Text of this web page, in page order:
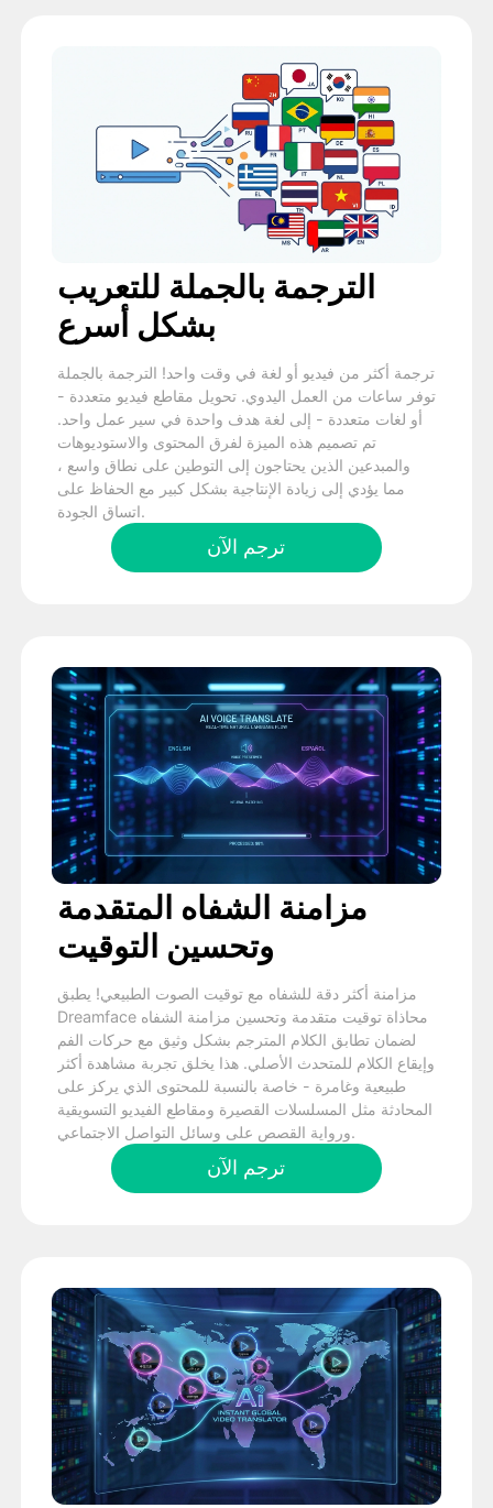
الترجمة بالجملة للتعريب
بشكل أسرع
ترجمة أكثر من فيديو أو لغة في وقت واحد! الترجمة بالجملة
توفر ساعات من العمل اليدوي. تحويل مقاطع فيديو متعددة -
أو لغات متعددة - إلى لغة هدف واحدة في سير عمل واحد.
تم تصميم هذه الميزة لفرق المحتوى والاستوديوهات
والمبدعين الذين يحتاجون إلى التوطين على نطاق واسع ،
مما يؤدي إلى زيادة الإنتاجية بشكل كبير مع الحفاظ على
اتساق الجودة.
ترجم الآن
مزامنة الشفاه المتقدمة
وتحسين التوقيت
مزامنة أكثر دقة للشفاه مع توقيت الصوت الطبيعي! يطبق
Dreamface محاذاة توقيت متقدمة وتحسين مزامنة الشفاه
لضمان تطابق الكلام المترجم بشكل وثيق مع حركات الفم
وإيقاع الكلام للمتحدث الأصلي. هذا يخلق تجربة مشاهدة أكثر
طبيعية وغامرة - خاصة بالنسبة للمحتوى الذي يركز على
المحادثة مثل المسلسلات القصيرة ومقاطع الفيديو التسويقية
ورواية القصص على وسائل التواصل الاجتماعي.
ترجم الآن